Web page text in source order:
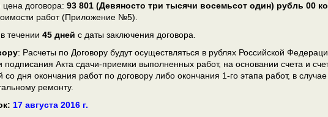
цена договора:93 801 (Девяносто три тысячи восемьсот один) рубль 00
работ (Приложение №5).
в течении45 дней с даты заключения договора.
: Расчеты по Договору будут осуществляться в рублях Российской
подписания Акта сдачи-приемки выполненных работ, на основании счета и
дня окончания работ по договору либо окончания 1-го этапа работ, в
ремонту.
17 августа 2016 г.